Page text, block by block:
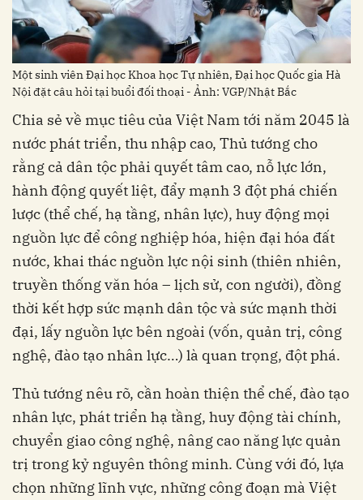
Một sinh viên Đại học Khoa học Tự nhiên, Đại học Quốc gia Hà
Nội đặt câu hỏi tại buổi đối thoại - Ảnh: VGP/Nhật Bắc
Chia sẻ về mục tiêu của Việt Nam tới năm 2045 là
nước phát triển, thu nhập cao, Thủ tướng cho
rằng cả dân tộc phải quyết tâm cao, nỗ lực lớn,
hành động quyết liệt, đẩy mạnh 3 đột phá chiến
lược (thể chế, hạ tầng, nhân lực), huy động mọi
nguồn lực để công nghiệp hóa, hiện đại hóa đất
nước, khai thác nguồn lực nội sinh (thiên nhiên,
truyền thống văn hóa – lịch sử, con người), đồng
thời kết hợp sức mạnh dân tộc và sức mạnh thời
đại, lấy nguồn lực bên ngoài (vốn, quản trị, công
nghệ, đào tạo nhân lực…) là quan trọng, đột phá.
Thủ tướng nêu rõ, cần hoàn thiện thể chế, đào tạo
nhân lực, phát triển hạ tầng, huy động tài chính,
chuyển giao công nghệ, nâng cao năng lực quản
trị trong kỷ nguyên thông minh. Cùng với đó, lựa
chọn những lĩnh vực, những công đoạn mà Việt